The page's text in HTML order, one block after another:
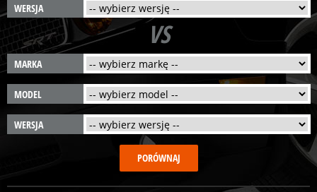
WERSJA
VS
MARKA
MODEL
WERSJA